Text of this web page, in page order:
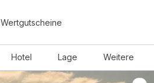
Wertgutscheine
Hotel Lage Weitere